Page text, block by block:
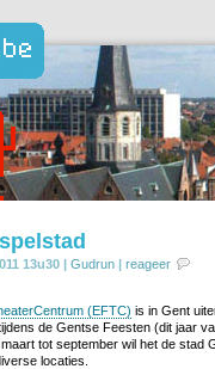
13u30 | Gudrun | reageer
(EFTC) is in Gent
de Gentse Feesten (dit jaar
tot september wil het de stad
locaties.